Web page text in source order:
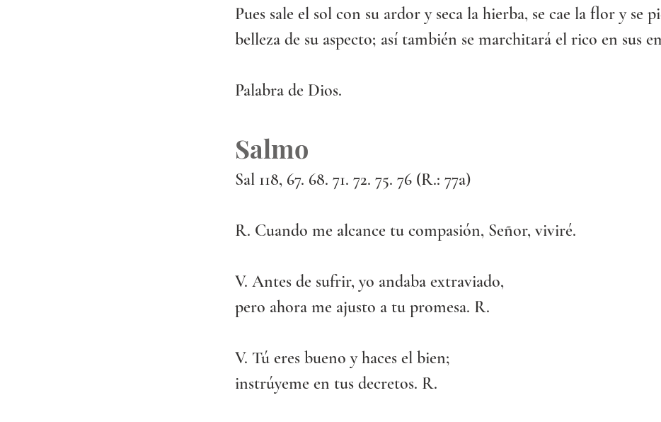
Pues sale el sol con su ardor y seca la hierba, se cae la flor y se
belleza de su aspecto; así también se marchitará el rico en sus
Palabra de Dios.
Salmo
Sal 118, 67. 68. 71. 72. 75. 76 (R.: 77a)
R. Cuando me alcance tu compasión, Señor, viviré.
V. Antes de sufrir, yo andaba extraviado,
pero ahora me ajusto a tu promesa. R.
V. Tú eres bueno y haces el bien;
instrúyeme en tus decretos. R.